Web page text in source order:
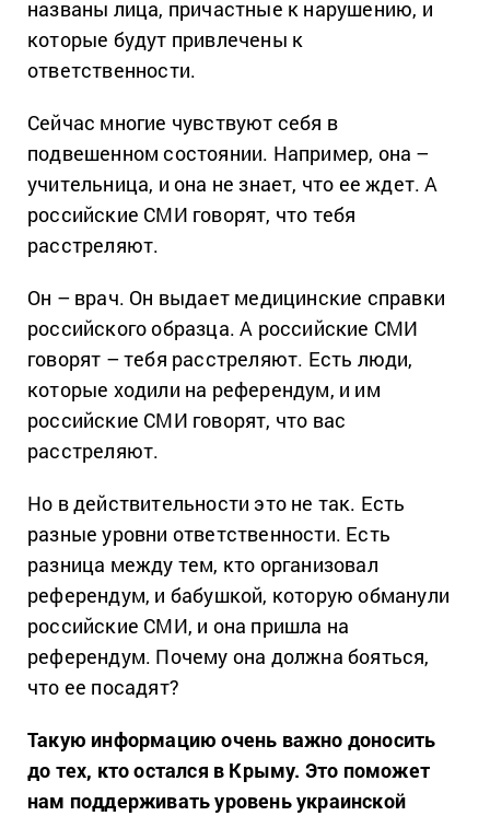
названы лица, причастные к нарушению, и
которые будут привлечены к
ответственности.
Сейчас многие чувствуют себя в
подвешенном состоянии. Например, она –
учительница, и она не знает, что ее ждет. А
российские СМИ говорят, что тебя
расстреляют.
Он – врач. Он выдает медицинские справки
российского образца. А российские СМИ
говорят – тебя расстреляют. Есть люди,
которые ходили на референдум, и им
российские СМИ говорят, что вас
расстреляют.
Но в действительности это не так. Есть
разные уровни ответственности. Есть
разница между тем, кто организовал
референдум, и бабушкой, которую обманули
российские СМИ, и она пришла на
референдум. Почему она должна бояться,
что ее посадят?
Такую информацию очень важно доносить
до тех, кто остался в Крыму. Это поможет
нам поддерживать уровень украинской